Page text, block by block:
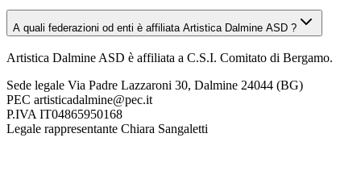
A quali federazioni od enti è affiliata Artistica Dalmine ASD ?
Artistica Dalmine ASD è affiliata a C.S.I. Comitato di Bergamo.
Sede legale Via Padre Lazzaroni 30, Dalmine 24044 (BG)
PEC artisticadalmine@pec.it
P.IVA IT04865950168
Legale rappresentante Chiara Sangaletti